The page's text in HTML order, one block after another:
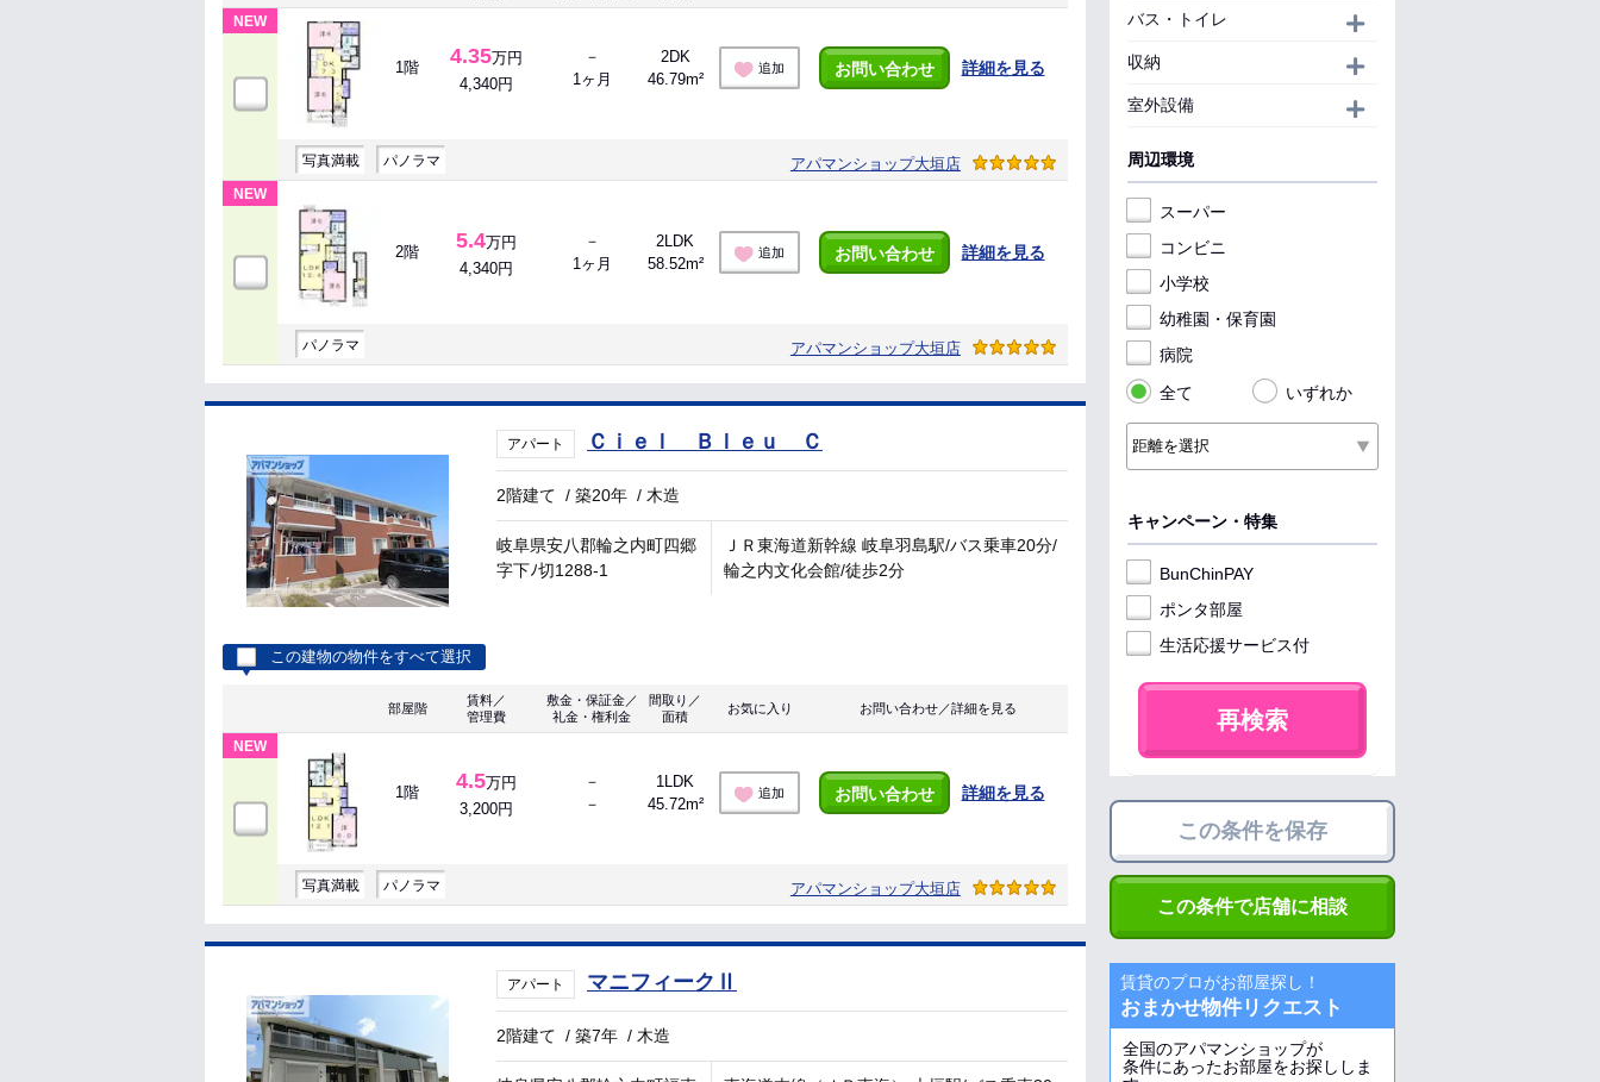
NEW
1階 4.35万円
4,340円
－
1ヶ月
2DK
46.79m²
追加 お問い合わせ 詳細を見る
写真満載 パノラマ アパマンショップ大垣店
NEW
2階 5.4万円
4,340円
－
1ヶ月
2LDK
58.52m²
追加 お問い合わせ 詳細を見る
パノラマ アパマンショップ大垣店
アパート Ｃｉｅｌ Ｂｌｅｕ Ｃ
2階建て /築20年 / 木造
岐阜県安八郡輪之内町四郷
字下ﾉ切1288-1
ＪＲ東海道新幹線 岐阜羽島駅/バス乗車20分/
輪之内文化会館/徒歩2分
この建物の物件をすべて選択
部屋階
賃料／
管理費
敷金・保証金／
礼金・権利金
間取り／
面積
お気に入り お問い合わせ／詳細を見る
NEW
1階 4.5万円
3,200円
－
－
1LDK
45.72m²
追加 お問い合わせ 詳細を見る
写真満載 パノラマ アパマンショップ大垣店
アパート マニフィークⅡ
2階建て /築7年 / 木造
バス・トイレ
収納
室外設備
周辺環境
スーパー
コンビニ
小学校
幼稚園・保育園
病院
全て
いずれか
キャンペーン・特集
BunChinPAY
ポンタ部屋
生活応援サービス付
再検索
この条件を保存
この条件で店舗に相談
賃貸のプロがお部屋探し！
おまかせ物件リクエスト
全国のアパマンショップが
条件にあったお部屋をお探ししま